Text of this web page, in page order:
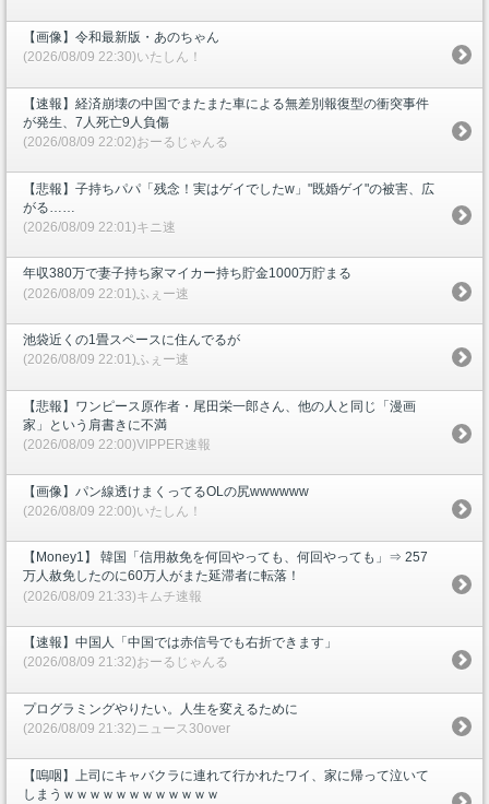
【画像】令和最新版・あのちゃん
(2026/08/09 22:30)いたしん！
【速報】経済崩壊の中国でまたまた車による無差別報復型の衝突事件
が発生、7人死亡9人負傷
(2026/08/09 22:02)おーるじゃんる
【悲報】子持ちパパ「残念！実はゲイでしたw」"既婚ゲイ"の被害、広
がる……
(2026/08/09 22:01)キニ速
年収380万で妻子持ち家マイカー持ち貯金1000万貯まる
(2026/08/09 22:01)ふぇー速
池袋近くの1畳スペースに住んでるが
(2026/08/09 22:01)ふぇー速
【悲報】ワンピース原作者・尾田栄一郎さん、他の人と同じ「漫画
家」という肩書きに不満
(2026/08/09 22:00)VIPPER速報
【画像】パン線透けまくってるOLの尻wwwwww
(2026/08/09 22:00)いたしん！
【Money1】 韓国「信用赦免を何回やっても、何回やっても」⇒ 257
万人赦免したのに60万人がまた延滞者に転落！
(2026/08/09 21:33)キムチ速報
【速報】中国人「中国では赤信号でも右折できます」
(2026/08/09 21:32)おーるじゃんる
プログラミングやりたい。人生を変えるために
(2026/08/09 21:32)ニュース30over
【嗚咽】上司にキャバクラに連れて行かれたワイ、家に帰って泣いて
しまうｗｗｗｗｗｗｗｗｗｗｗｗ